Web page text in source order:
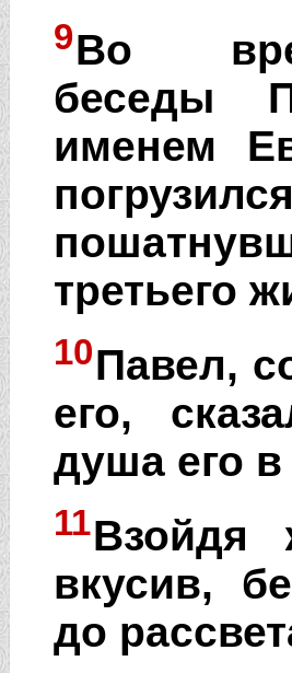
9Во
беседы
именем
третьего
10Павел,
его,
душа его
11
вкусив,
до